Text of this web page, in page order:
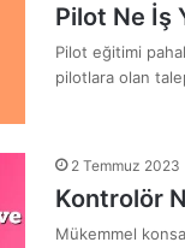
Pilot Ne İş
Pilot eğitimi
pilotlara olan
2 Temmuz 2023
Kontrolör
Mükemmel